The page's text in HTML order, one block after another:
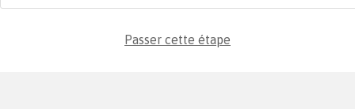
Passer cette étape